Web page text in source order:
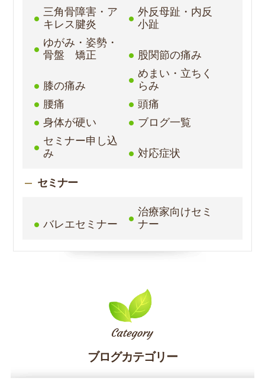
三角骨障害・ア
キレス腱炎
外反母趾・内反
小趾
ゆがみ・姿勢・
骨盤 矯正
股関節の痛み
膝の痛み
めまい・立ちく
らみ
腰痛
頭痛
身体が硬い
ブログ一覧
セミナー申し込
み
対応症状
セミナー
バレエセミナー
治療家向けセミ
ナー
ブログカテゴリー